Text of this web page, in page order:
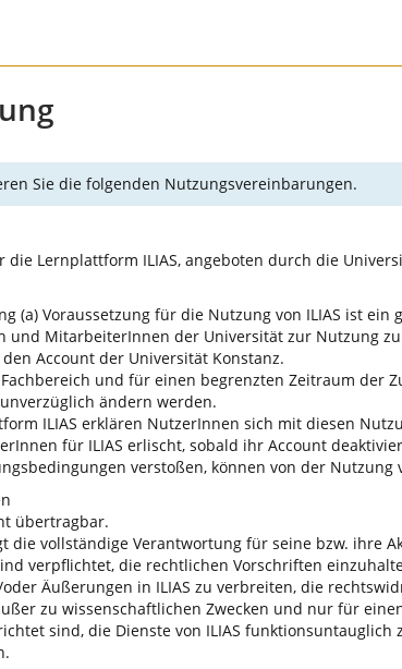
Sie die folgenden Nutzungsvereinbarungen.
Lernplattform ILIAS, angeboten durch die
(a) Voraussetzung für die Nutzung von ILIAS ist ein
und MitarbeiterInnen der Universität zur Nutzung
Account der Universität Konstanz.
und für einen begrenzten Zeitraum der
ändern werden.
ILIAS erklären NutzerInnen sich mit diesen
für ILIAS erlischt, sobald ihr Account
verstoßen, können von der Nutzung
übertragbar.
die vollständige Verantwortung für seine bzw. ihre
verpflichtet, die rechtlichen Vorschriften
Äußerungen in ILIAS zu verbreiten, die
zu wissenschaftlichen Zwecken und nur für
sind, die Dienste von ILIAS